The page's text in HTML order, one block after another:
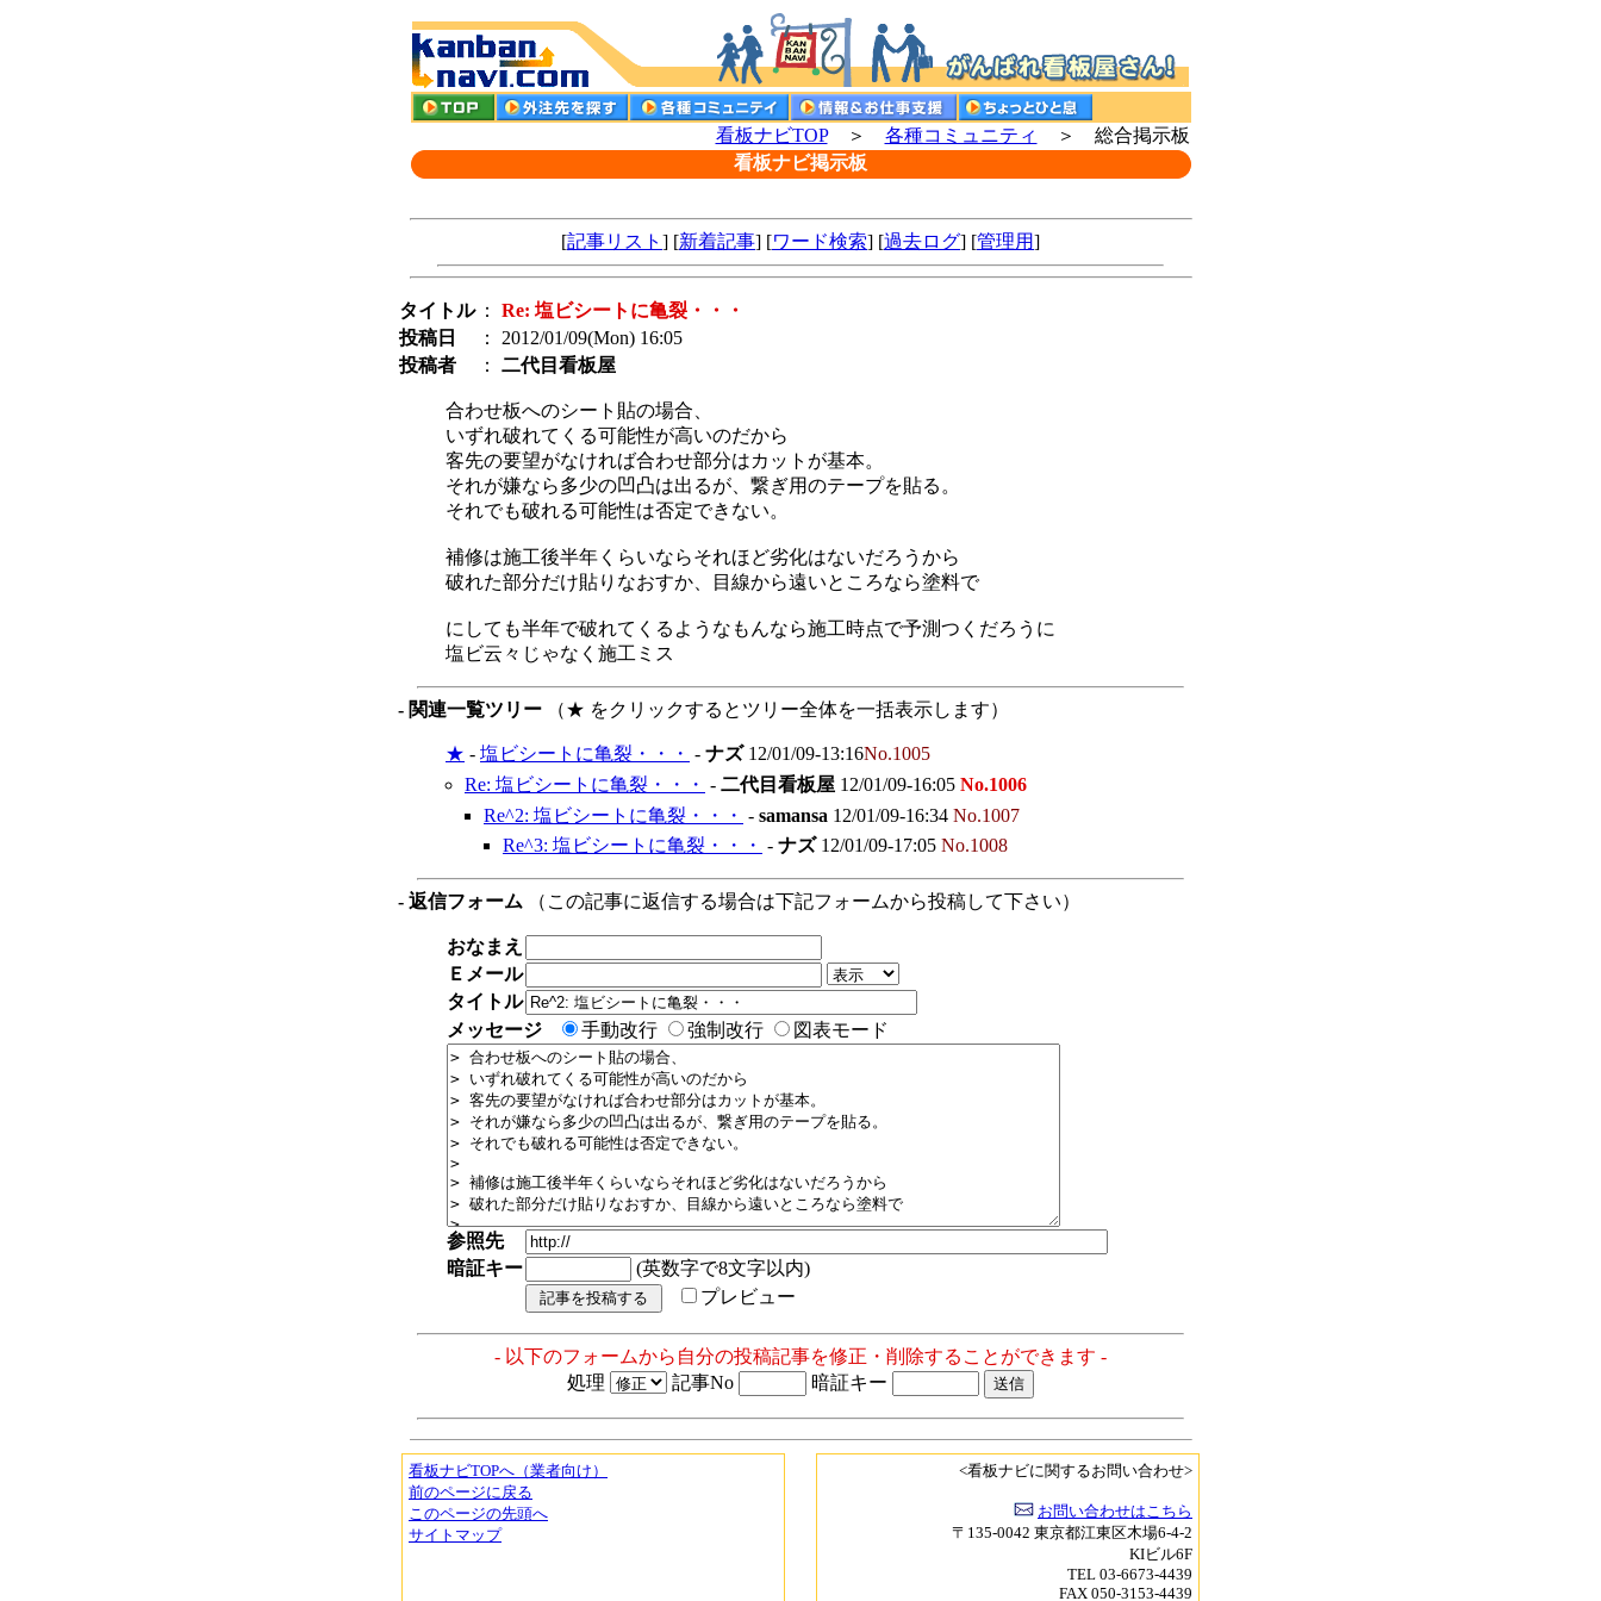
看板ナビTOP＞ 各種コミュニティ
＞ 総合掲示板
看板ナビ掲示板
[記事リスト ] [新着記事] [ワード検索] [過去ログ] [管理用]
タイトル ： Re: 塩ビシートに亀裂・・・
投稿日
： 2012/01/09(Mon) 16:05
投稿者
： 二代目看板屋
合わせ板へのシート貼の場合、
いずれ破れてくる可能性が高いのだから
客先の要望がなければ合わせ部分はカットが基本。
それが嫌なら多少の凹凸は出るが、繋ぎ用のテープを貼る。
それでも破れる可能性は否定できない。
補修は施工後半年くらいならそれほど劣化はないだろうから
破れた部分だけ貼りなおすか、目線から遠いところなら塗料で
にしても半年で破れてくるようなもんなら施工時点で予測つくだろうに
塩ビ云々じゃなく施工ミス
- 関連一覧ツリー （★ をクリックするとツリー全体を一括表示します）
★ - 塩ビシートに亀裂・・・ - ナズ12/01/09-13:16No.1005
Re: 塩ビシートに亀裂・・・ - 二代目看板屋 12/01/09-16:05 No.1006
Re^2: 塩ビシートに亀裂・・・ - samansa 12/01/09-16:34 No.1007
Re^3: 塩ビシートに亀裂・・・ - ナズ12/01/09-17:05 No.1008
- 返信フォーム （この記事に返信する場合は下記フォームから投稿して下さい）
おなまえ
Ｅメール
タイトル
メッセージ
手動改行 強制改行 図表モード
参照先
暗証キー
(英数字で8文字以内)
プレビュー
- 以下のフォームから自分の投稿記事を修正・削除することができます -
処理
記事No 暗証キー
看板ナビTOPへ（業者向け）
前のページに戻る
このページの先頭へ
サイトマップ
<看板ナビに関するお問い合わせ>
お問い合わせはこちら
〒135-0042 東京都江東区木場6-4-2
KIビル6F
TEL 03-6673-4439
FAX 050-3153-4439